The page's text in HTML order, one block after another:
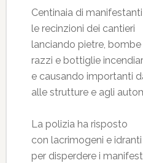
Centinaia di
le recinzioni dei cantieri
lanciando pietre, bombe
razzi e bottiglie
e causando importanti
alle strutture e agli
La polizia ha risposto
con lacrimogeni e idranti
per disperdere i